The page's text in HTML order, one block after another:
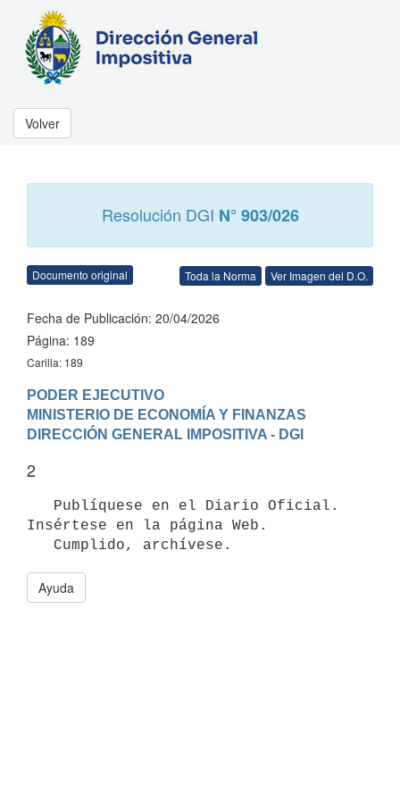
Volver
Resolución DGI N° 903/026
Documento original Toda la Norma Ver Imagen del D.O.
Fecha de Publicación: 20/04/2026
Página: 189
Carilla: 189
PODER EJECUTIVO
MINISTERIO DE ECONOMÍA Y FINANZAS
2
Insértese en la página Web.
Ayuda